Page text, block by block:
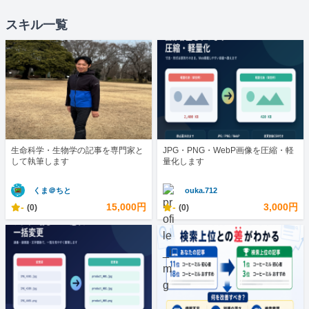
スキル一覧
生命科学・生物学の記事を専門家と
して執筆します
くま＠ちと
- (0) 15,000円
JPG・PNG・WebP画像を圧縮・軽
量化します
ouka.712
- (0) 3,000円